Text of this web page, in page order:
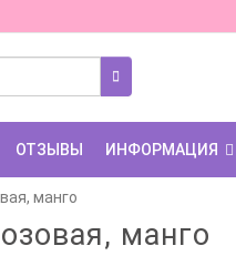
ОТЗЫВЫ ИНФОРМАЦИЯ
манго
манго